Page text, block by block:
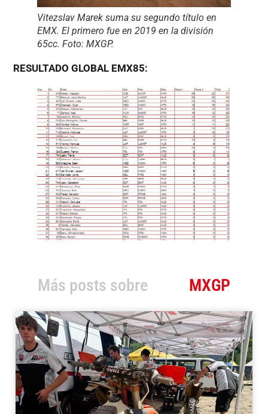
Vitezslav Marek suma su segundo título en
EMX. El primero fue en 2019 en la división
65cc. Foto: MXGP.
RESULTADO GLOBAL EMX85:
Más posts sobre MXGP